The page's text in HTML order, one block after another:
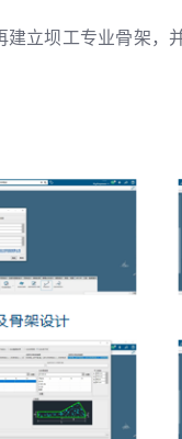
立坝工专业骨架，